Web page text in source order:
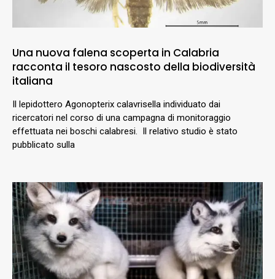
Una nuova falena scoperta in Calabria
racconta il tesoro nascosto della biodiversità
italiana
Il lepidottero Agonopterix calavrisella individuato dai
ricercatori nel corso di una campagna di monitoraggio
effettuata nei boschi calabresi. Il relativo studio è stato
pubblicato sulla